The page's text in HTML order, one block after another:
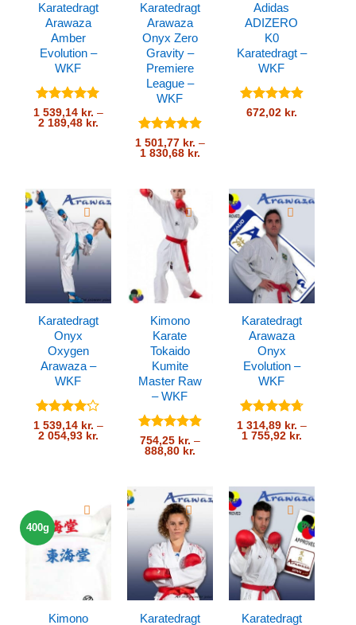
Karatedragt
Arawaza
Amber
Evolution –
WKF
Vurderet
4.94ud af
1 539,14 kr. –
2 189,48 kr. Prisinterval:
539,14 kr.
Karatedragt
Arawaza
Onyx Zero
Gravity –
Premiere
League –
WKF
Vurderet
4.9ud af
1 501,77 kr. –
1 830,68 kr.
830,68 kr.
Adidas
ADIZERO
K0
Karatedragt –
WKF
Vurderet
672,02 kr.
Karatedragt
Onyx
Oxygen
Arawaza –
WKF
Vurderet
4.13ud
1 539,14 kr. –
2 054,93 kr. Prisinterval:
539,14 kr.
054,93 kr.
Kimono
Karate
Tokaido
Kumite
Master Raw
– WKF
Vurderet
4.86ud af
754,25 kr. –
888,80 kr.
Karatedragt
Arawaza
Onyx
Evolution –
WKF
Vurderet
4.75ud af
1 314,89 kr. –
1 755,92 kr.
755,92 kr.
400g
Kimono
Karatedragt
Karatedragt